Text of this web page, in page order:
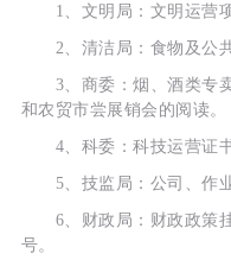
1、文明局：文明运营项
2、清洁局：食物及公共
3、商委：烟、酒类专卖
和农贸市尝展销会的阅读。
4、科委：科技运营证书
5、技监局：公司、作业
6、财政局：财政政策挂
号。